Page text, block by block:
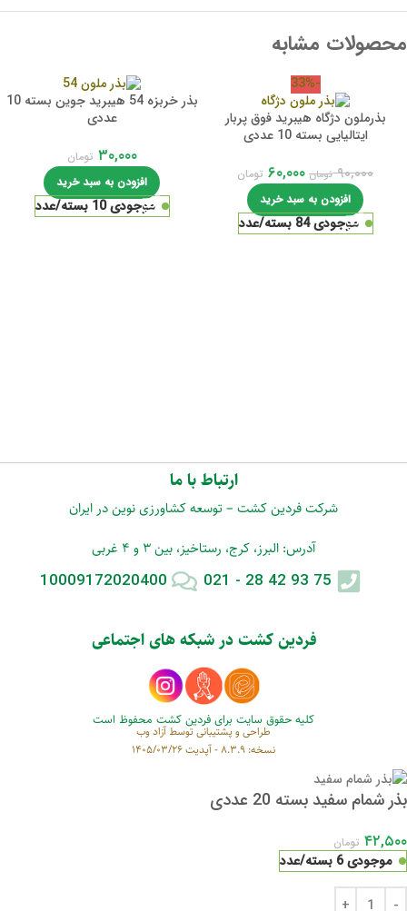
محصولات مشابه
-33%
بذرملون دژگاه هیبرید فوق پربار
ایتالیایی بسته 10 عددی
۹۰,۰۰۰ تومان ۶۰,۰۰۰ تومان
افزودن به سبد خرید
موجودی 84 بسته/عدد
بذر خربزه 54 هیبرید جوین بسته 10
عددی
۳۰,۰۰۰ تومان
افزودن به سبد خرید
موجودی 10 بسته/عدد
ارتباط با ما
شرکت فردین کشت – توسعه کشاورزی نوین در ایران
آدرس: البرز، کرج، رستاخیز، بین 3 و 4 غربی
75 93 42 28 - 021
10009172020400
فردین کشت در شبکه های اجتماعی
کلیه حقوق سایت برای فردین کشت محفوظ است
طراحی و پشتیبانی توسطآزاد وب
نسخه: 8.3.9 - آپدیت 1405/03/26
بذر شمام سفید بسته 20 عددی
۴۲,۵۰۰ تومان
موجودی 6 بسته/عدد